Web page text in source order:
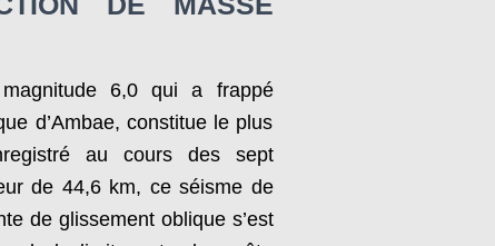
6,0 qui a frappé
d’Ambae, constitue le plus
au cours des sept
de 44,6 km, ce séisme de
de glissement oblique s’est